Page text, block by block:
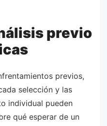
previo
previos,
selección y las
individual pueden
qué esperar de un